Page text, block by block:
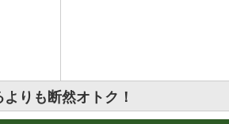
りも断然オトク！